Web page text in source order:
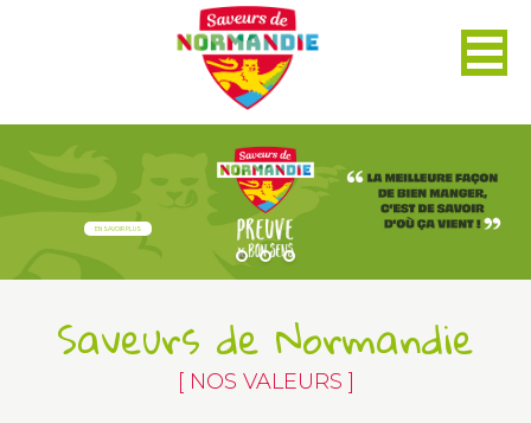
EN SAVOIR PLUS
Saveurs de Normandie
[ NOS VALEURS ]
Panneau de gestion des cookies